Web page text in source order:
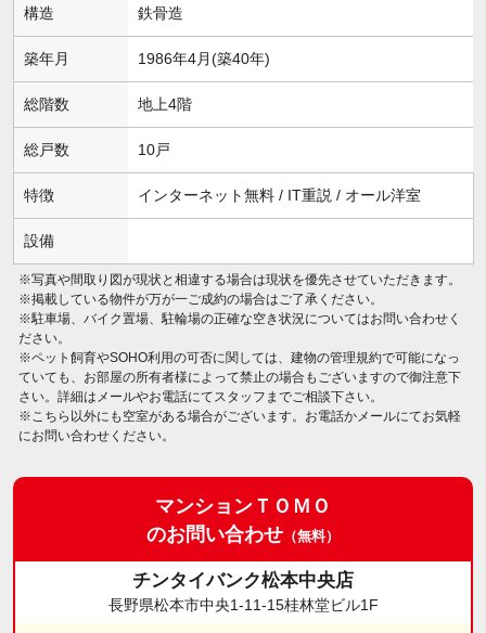
構造 鉄骨造
築年月 1986年4月(築40年)
総階数 地上4階
総戸数 10戸
特徴 インターネット無料 / IT重説 / オール洋室
設備
※写真や間取り図が現状と相違する場合は現状を優先させていただきます。
※掲載している物件が万が一ご成約の場合はご了承ください。
※駐車場、バイク置場、駐輪場の正確な空き状況についてはお問い合わせく
ださい。
※ペット飼育やSOHO利用の可否に関しては、建物の管理規約で可能になっ
ていても、お部屋の所有者様によって禁止の場合もございますので御注意下
さい。詳細はメールやお電話にてスタッフまでご相談下さい。
※こちら以外にも空室がある場合がございます。お電話かメールにてお気軽
にお問い合わせください。
マンションＴＯＭＯ
のお問い合わせ （無料）
チンタイバンク松本中央店
長野県松本市中央1-11-15桂林堂ビル1F